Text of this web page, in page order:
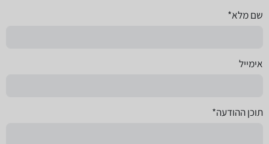
שם מלא*
אימייל
תוכן ההודעה*